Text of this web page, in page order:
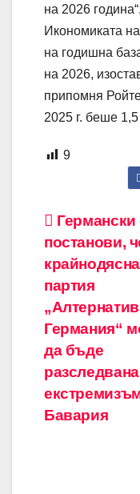
на 2026
Икономиката
на годишна
на 2026,
припомня
2025 г. беше 1,5
9
постанови,
партия
Германия“
да бъде
Бавария